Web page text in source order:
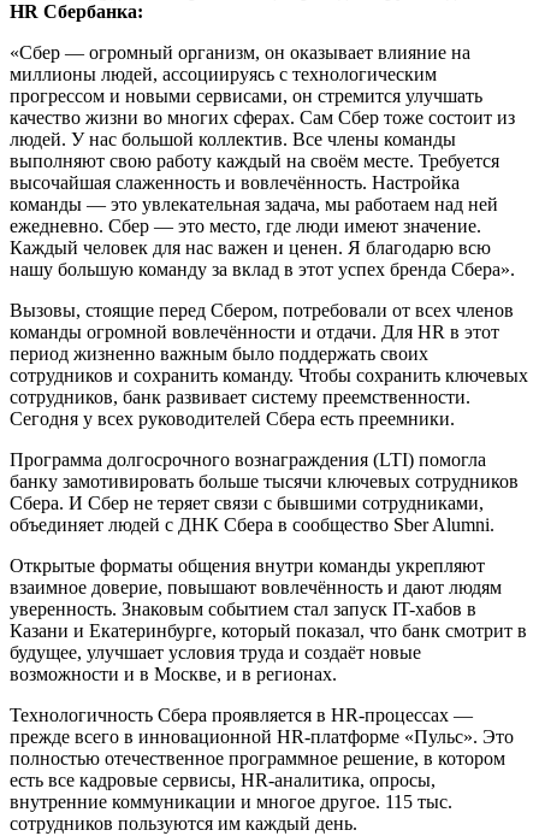
HR Сбербанка:
«Сбер — огромный организм, он оказывает влияние на
миллионы людей, ассоциируясь с технологическим
прогрессом и новыми сервисами, он стремится улучшать
качество жизни во многих сферах. Сам Сбер тоже состоит из
людей. У нас большой коллектив. Все члены команды
выполняют свою работу каждый на своём месте. Требуется
высочайшая слаженность и вовлечённость. Настройка
команды — это увлекательная задача, мы работаем над ней
ежедневно. Сбер — это место, где люди имеют значение.
Каждый человек для нас важен и ценен. Я благодарю всю
нашу большую команду за вклад в этот успех бренда Сбера».
Вызовы, стоящие перед Сбером, потребовали от всех членов
команды огромной вовлечённости и отдачи. Для HR в этот
период жизненно важным было поддержать своих
сотрудников и сохранить команду. Чтобы сохранить ключевых
сотрудников, банк развивает систему преемственности.
Сегодня у всех руководителей Сбера есть преемники.
Программа долгосрочного вознаграждения (LTI) помогла
банку замотивировать больше тысячи ключевых сотрудников
Сбера. И Сбер не теряет связи с бывшими сотрудниками,
объединяет людей с ДНК Сбера в сообщество Sber Alumni.
Открытые форматы общения внутри команды укрепляют
взаимное доверие, повышают вовлечённость и дают людям
уверенность. Знаковым событием стал запуск IT-хабов в
Казани и Екатеринбурге, который показал, что банк смотрит в
будущее, улучшает условия труда и создаёт новые
возможности и в Москве, и в регионах.
Технологичность Сбера проявляется в HR-процессах —
прежде всего в инновационной HR-платформе «Пульс». Это
полностью отечественное программное решение, в котором
есть все кадровые сервисы, HR-аналитика, опросы,
внутренние коммуникации и многое другое. 115 тыс.
сотрудников пользуются им каждый день.